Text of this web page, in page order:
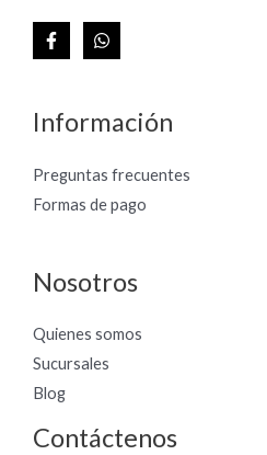
Información
Preguntas frecuentes
Formas de pago
Nosotros
Quienes somos
Sucursales
Blog
Contáctenos